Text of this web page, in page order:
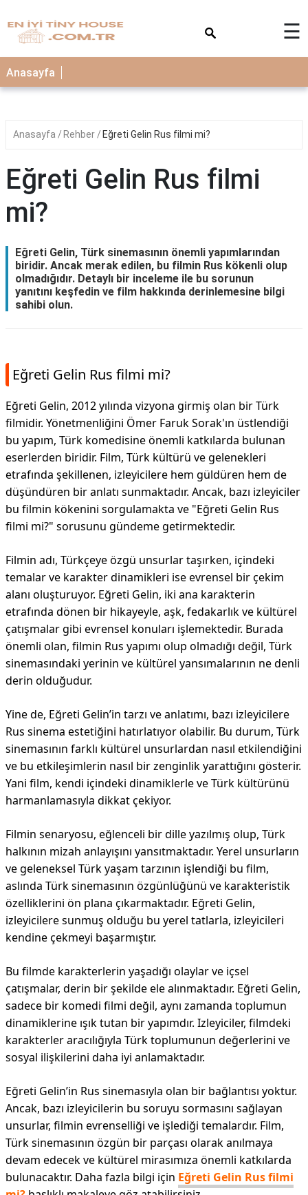
☰
Anasayfa
Anasayfa Rehber Eğreti Gelin Rus filmi mi?
Eğreti Gelin Rus filmi
mi?
Eğreti Gelin, Türk sinemasının önemli yapımlarından
biridir. Ancak merak edilen, bu filmin Rus kökenli olup
olmadığıdır. Detaylı bir inceleme ile bu sorunun
yanıtını keşfedin ve film hakkında derinlemesine bilgi
sahibi olun.
Eğreti Gelin Rus filmi mi?
Eğreti Gelin, 2012 yılında vizyona girmiş olan bir Türk
filmidir. Yönetmenliğini Ömer Faruk Sorak'ın üstlendiği
bu yapım, Türk komedisine önemli katkılarda bulunan
eserlerden biridir. Film, Türk kültürü ve gelenekleri
etrafında şekillenen, izleyicilere hem güldüren hem de
düşündüren bir anlatı sunmaktadır. Ancak, bazı izleyiciler
bu filmin kökenini sorgulamakta ve "Eğreti Gelin Rus
filmi mi?" sorusunu gündeme getirmektedir.
Filmin adı, Türkçeye özgü unsurlar taşırken, içindeki
temalar ve karakter dinamikleri ise evrensel bir çekim
alanı oluşturuyor. Eğreti Gelin, iki ana karakterin
etrafında dönen bir hikayeyle, aşk, fedakarlık ve kültürel
çatışmalar gibi evrensel konuları işlemektedir. Burada
önemli olan, filmin Rus yapımı olup olmadığı değil, Türk
sinemasındaki yerinin ve kültürel yansımalarının ne denli
derin olduğudur.
Yine de, Eğreti Gelin’in tarzı ve anlatımı, bazı izleyicilere
Rus sinema estetiğini hatırlatıyor olabilir. Bu durum, Türk
sinemasının farklı kültürel unsurlardan nasıl etkilendiğini
ve bu etkileşimlerin nasıl bir zenginlik yarattığını gösterir.
Yani film, kendi içindeki dinamiklerle ve Türk kültürünü
harmanlamasıyla dikkat çekiyor.
Filmin senaryosu, eğlenceli bir dille yazılmış olup, Türk
halkının mizah anlayışını yansıtmaktadır. Yerel unsurların
ve geleneksel Türk yaşam tarzının işlendiği bu film,
aslında Türk sinemasının özgünlüğünü ve karakteristik
özelliklerini ön plana çıkarmaktadır. Eğreti Gelin,
izleyicilere sunmuş olduğu bu yerel tatlarla, izleyicileri
kendine çekmeyi başarmıştır.
Bu filmde karakterlerin yaşadığı olaylar ve içsel
çatışmalar, derin bir şekilde ele alınmaktadır. Eğreti Gelin,
sadece bir komedi filmi değil, aynı zamanda toplumun
dinamiklerine ışık tutan bir yapımdır. Izleyiciler, filmdeki
karakterler aracılığıyla Türk toplumunun değerlerini ve
sosyal ilişkilerini daha iyi anlamaktadır.
Eğreti Gelin’in Rus sinemasıyla olan bir bağlantısı yoktur.
Ancak, bazı izleyicilerin bu soruyu sormasını sağlayan
unsurlar, filmin evrenselliği ve işlediği temalardır. Film,
Türk sinemasının özgün bir parçası olarak anılmaya
devam edecek ve kültürel mirasımıza önemli katkılarda
bulunacaktır. Daha fazla bilgi için Eğreti Gelin Rus filmi